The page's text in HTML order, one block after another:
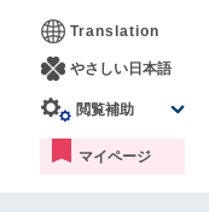
Translation
やさしい日本語
閲覧補助
マイページ